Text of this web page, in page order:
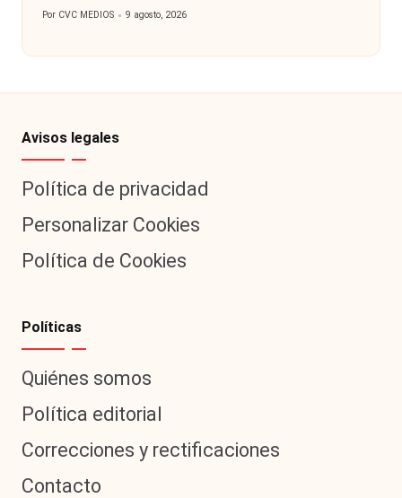
Por CVC MEDIOS 9 agosto, 2026
Avisos legales
Política de privacidad
Personalizar Cookies
Política de Cookies
Políticas
Quiénes somos
Política editorial
Correcciones y rectificaciones
Contacto